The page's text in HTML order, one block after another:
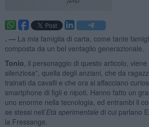
. — La mia famiglia di carta, come tante
composta da un bel ventaglio generazionale.
Tonio , il personaggio di questo articolo,
silenziosa”, quella degli anziani, che da
trainati da cavalli e che ora si affacciano
smartphone di figli e nipoti. Hanno fatto un
uno enorme nella tecnologia, ed entrambi li
se stessi nell’Età sperimentale di cui parlano
la Fressange.